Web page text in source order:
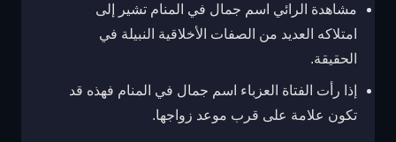
مشاهدة الرائي اسم جمال في المنام تشير إلى
امتلاكه العديد من الصفات الأخلاقية النبيلة في
الحقيقة.
إذا رأت الفتاة العزباء اسم جمال في المنام فهذه قد
تكون علامة على قرب موعد زواجها.